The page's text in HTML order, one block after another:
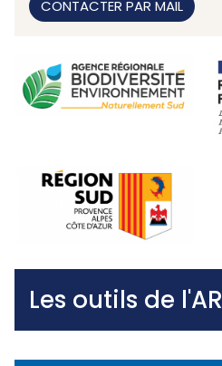
CONTACTER PAR MAIL
Les outils de